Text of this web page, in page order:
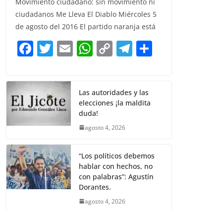
c
e
b
o
k
itt
er
ai
l
at
s
A
p
p
y
Li
n
e
gr
a
m
ar
e
ciudadanos Me Lleva El Diablo Miércoles 5
de agosto del 2016 El partido naranja está
F
c
e
b
o
o
k
T
itt
er
E W
s
A
p
C
y
Li
n
T
gr
a
Las autoridades y las
elecciones ¡la maldita
duda!
agosto 4, 2026
“Los políticos debemos
hablar con hechos, no
con palabras”: Agustín
Dorantes.
agosto 4, 2026